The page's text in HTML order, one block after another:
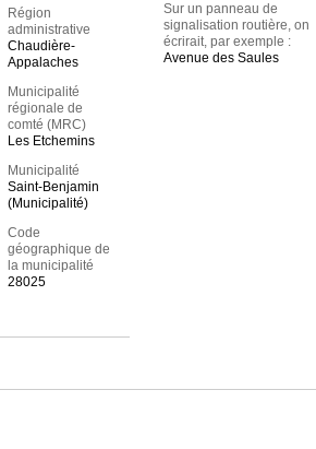
Région
administrative
Chaudière-
Appalaches
Municipalité
régionale de
comté (MRC)
Les Etchemins
Municipalité
Saint-Benjamin
(Municipalité)
Code
géographique de
la municipalité
28025
Sur un panneau de
signalisation routière, on
écrirait, par exemple :
Avenue des Saules